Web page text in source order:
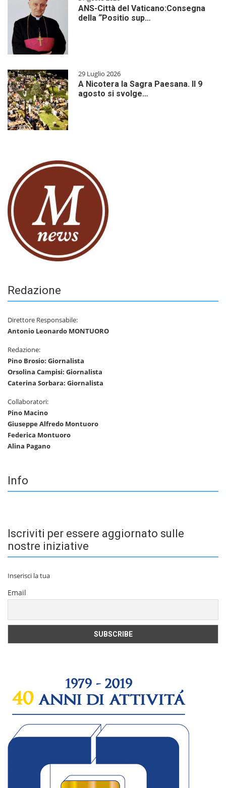
ANS-Città del Vaticano:Consegna
della “Positio sup…
29 Luglio 2026
A Nicotera la Sagra Paesana. Il 9
agosto si svolge…
Redazione
Direttore Responsabile:
Antonio Leonardo MONTUORO
Redazione:
Pino Brosio: Giornalista
Orsolina Campisi: Giornalista
Caterina Sorbara: Giornalista
Collaboratori:
Pino Macino
Giuseppe Alfredo Montuoro
Federica Montuoro
Alina Pagano
Info
Iscriviti per essere aggiornato sulle
nostre iniziative
Inserisci la tua
Email